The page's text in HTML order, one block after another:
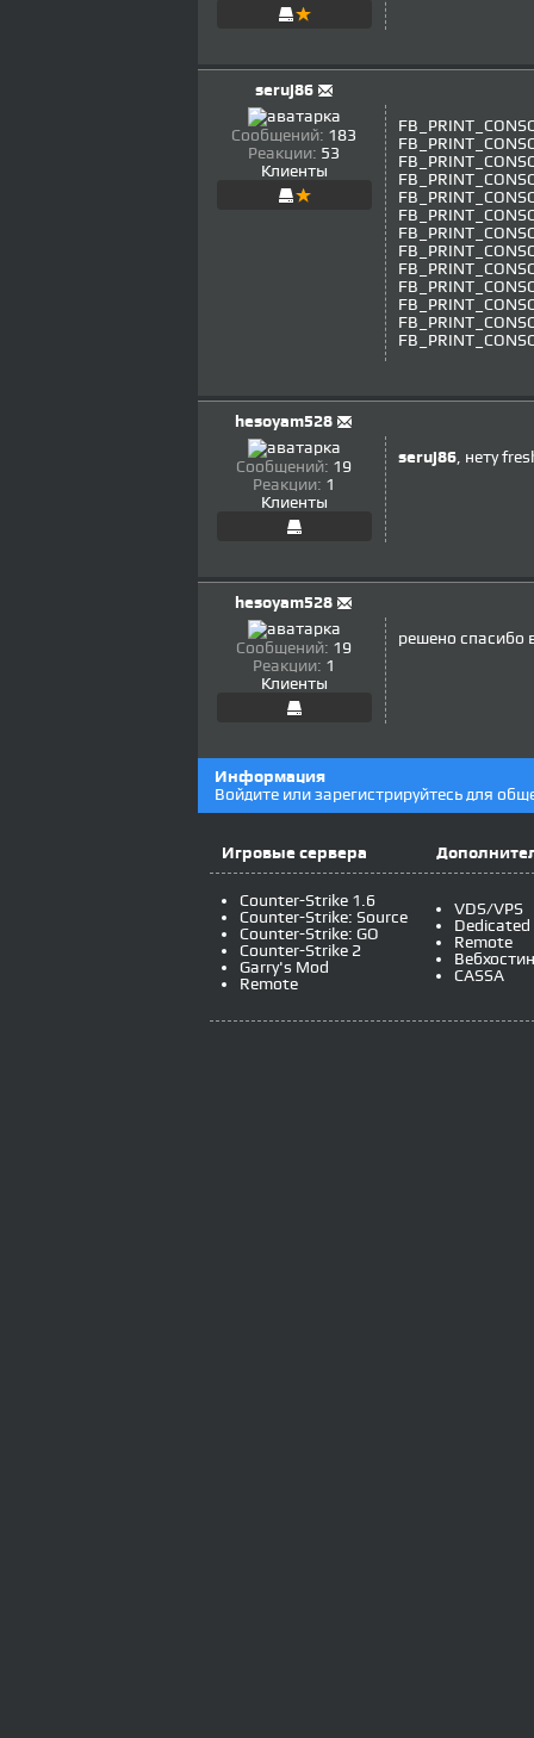
seruj86
Сообщений: 183
Реакции: 53
Клиенты
hesoyam528
Сообщений: 19
Реакции: 1
Клиенты
seruj86, нету
hesoyam528
Сообщений: 19
Реакции: 1
Клиенты
решено спасибо
Информация
Войдите или зарегистрируйтесь для
Игровые сервера
Counter-Strike 1.6
Counter-Strike: Source
Counter-Strike: GO
Counter-Strike 2
Garry's Mod
Remote
VDS/VPS
Dedicated
Remote
CASSA